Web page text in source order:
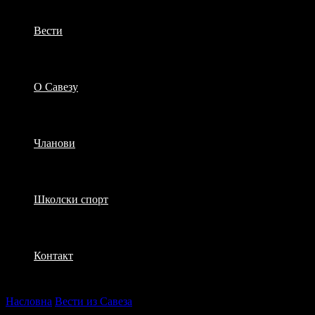
Вести
О Савезу
Чланови
Школски спорт
Контакт
Насловна Вести из Савеза